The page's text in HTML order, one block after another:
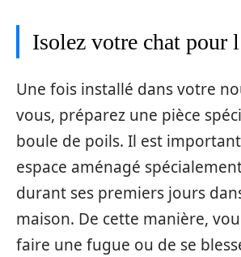
Isolez votre chat pour
Une fois installé dans votre
vous, préparez une pièce
boule de poils. Il est
espace aménagé
durant ses premiers jours
maison. De cette manière,
faire une fugue ou de se